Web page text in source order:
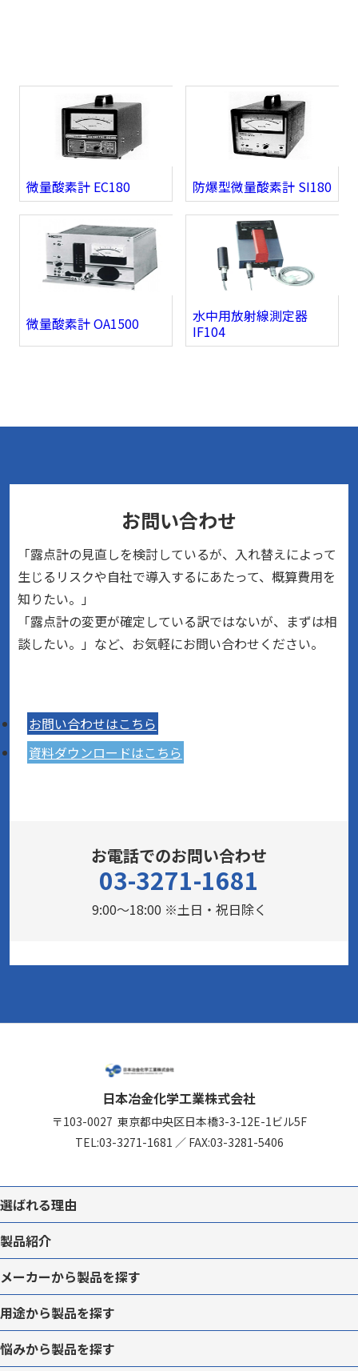
微量酸素計 EC180 防爆型微量酸素計 SI180
微量酸素計 OA1500
水中用放射線測定器
IF104
お問い合わせ
「露点計の見直しを検討しているが、入れ替えによって
生じるリスクや自社で導入するにあたって、概算費用を
知りたい。」
「露点計の変更が確定している訳ではないが、まずは相
談したい。」など、お気軽にお問い合わせください。
お問い合わせはこちら
資料ダウンロードはこちら
お電話でのお問い合わせ
03-3271-1681
9:00～18:00 ※土日・祝日除く
日本冶金化学工業株式会社
〒103-0027 東京都中央区日本橋3-3-12E-1ビル5F
TEL:03-3271-1681 ／ FAX:03-3281-5406
選ばれる理由
製品紹介
メーカーから製品を探す
用途から製品を探す
悩みから製品を探す